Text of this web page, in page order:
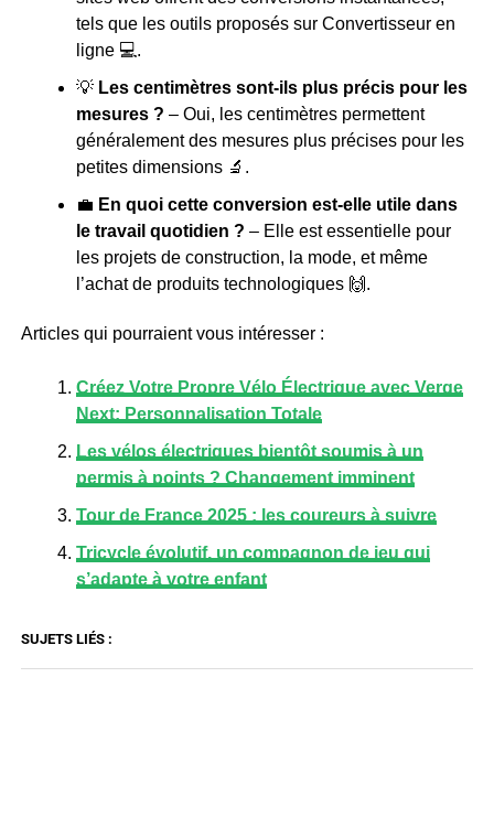
tels que les outils proposés sur Convertisseur en
ligne 💻.
💡 Les centimètres sont-ils plus précis pour les
mesures ? – Oui, les centimètres permettent
généralement des mesures plus précises pour les
petites dimensions 🔬.
💼 En quoi cette conversion est-elle utile dans
le travail quotidien ? – Elle est essentielle pour
les projets de construction, la mode, et même
l’achat de produits technologiques 🙌.
Articles qui pourraient vous intéresser :
Créez Votre Propre Vélo Électrique avec Verge
Next: Personnalisation Totale
Les vélos électriques bientôt soumis à un
permis à points ? Changement imminent
Tour de France 2025 : les coureurs à suivre
Tricycle évolutif, un compagnon de jeu qui
s’adapte à votre enfant